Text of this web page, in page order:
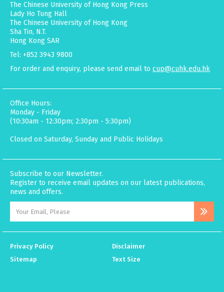
The Chinese University of Hong Kong Press
Lady Ho Tung Hall
The Chinese University of Hong Kong
Sha Tin, N.T.
Hong Kong SAR
Tel: +852 3943 9800
For order and enquiry, please send email to cup@cuhk.edu.hk
Office Hours:
Monday - Friday
(10:30am - 12:30pm; 2:30pm - 5:30pm)
Closed on Saturday, Sunday and Public Holidays
Subscribe to our Newsletter.
Register to receive email updates on our latest publications,
news and offers.
Privacy Policy
Disclaimer
Sitemap
Text Size